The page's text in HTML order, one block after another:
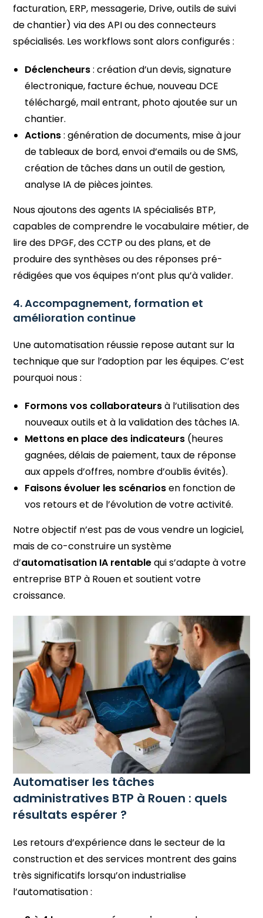
facturation, ERP, messagerie, Drive, outils de suivi
de chantier) via des API ou des connecteurs
spécialisés. Les workflows sont alors configurés :
Déclencheurs: création d’un devis, signature
électronique, facture échue, nouveau DCE
téléchargé, mail entrant, photo ajoutée sur un
chantier.
Actions: génération de documents, mise à jour
de tableaux de bord, envoi d’emails ou de SMS,
création de tâches dans un outil de gestion,
analyse IA de pièces jointes.
Nous ajoutons des agents IA spécialisés BTP,
capables de comprendre le vocabulaire métier, de
lire des DPGF, des CCTP ou des plans, et de
produire des synthèses ou des réponses pré-
rédigées que vos équipes n’ont plus qu’à valider.
4. Accompagnement, formation et
amélioration continue
Une automatisation réussie repose autant sur la
technique que sur l’adoption par les équipes. C’est
pourquoi nous :
Formons vos collaborateursà l’utilisation des
nouveaux outils et à la validation des tâches IA.
Mettons en place des indicateurs (heures
gagnées, délais de paiement, taux de réponse
aux appels d’offres, nombre d’oublis évités).
Faisons évoluer les scénariosen fonction de
vos retours et de l’évolution de votre activité.
Notre objectif n’est pas de vous vendre un logiciel,
mais de co-construire un système
d’automatisation IA rentablequi s’adapte à votre
entreprise BTP à Rouen et soutient votre
croissance.
Automatiser les tâches
administratives BTP à Rouen : quels
résultats espérer ?
Les retours d’expérience dans le secteur de la
construction et des services montrent des gains
très significatifs lorsqu’on industrialise
l’automatisation :